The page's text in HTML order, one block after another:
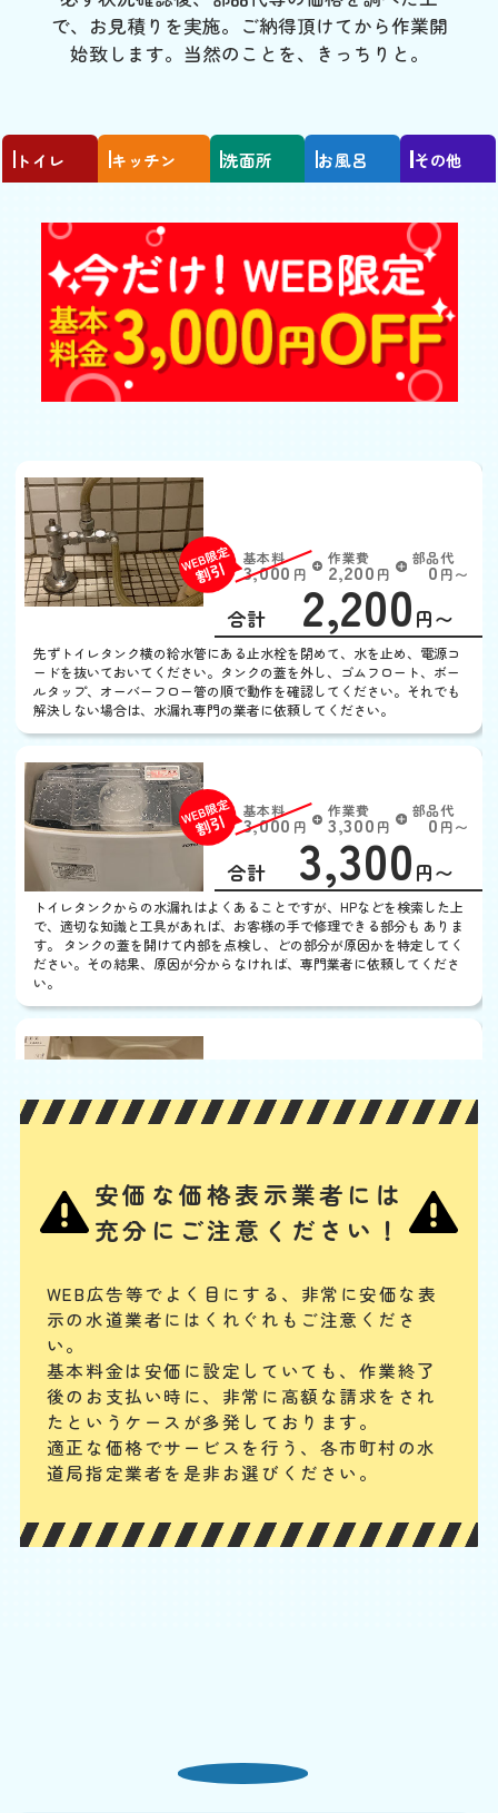
で、お見積りを実施。ご納得頂けてから作業開
始致します。当然のことを、きっちりと。
トイレ キッチン 洗面所 お風呂 その他
基本料
3,000 円 W
EB
限
定
割
引
作業費
2,200 円
部品代
0円〜
合計 2,200 円〜
先ずトイレタンク横の給水管にある止水栓を閉めて、水を止め、電源コ
ードを抜いておいてください。タンクの蓋を外し、ゴムフロート、ボー
ルタップ、オーバーフロー管の順で動作を確認してください。それでも
解決しない場合は、水漏れ専門の業者に依頼してください。
基本料
3,000 円 W
EB
限
定
割
引
作業費
3,300 円
部品代
0円〜
合計 3,300 円〜
トイレタンクからの水漏れはよくあることですが、HPなどを検索した上
で、適切な知識と工具があれば、お客様の手で修理できる部分も ありま
す。 タンクの蓋を開けて内部を点検し、どの部分が原因かを特定してく
ださい。その結果、原因が分からなければ、専門業者に依頼してくださ
い。
基本料
3,000 W
定
割
引
作業費
3,300
部品代
0
ノズルや内部のバルブユニットの汚れ・劣化、給水ホースの緩みや劣
化、給水フィルターのつまり、水抜き栓の劣化などが、主な水漏れの原
配管やパイプから水漏れ
基本料
3,000 円 W
EB
限
定
割
引
作業費
3,850 円
部品代
0
合計 3,850
配管継ぎ目のナット緩みや配管内パッキンの劣化などが原因の場合が多
いです。パイプの破損や分かりにくい細かなひび割れの場合もあります
ます。
使用するなどで、対策できます。先ずは、どこから水漏れしているかを
安価な価格表示業者には
充分にご注意ください！
WEB広告等でよく目にする、非常に安価な表
示の水道業者にはくれぐれもご注意くださ
い。
基本料金は安価に設定していても、作業終了
後のお支払い時に、 非常に高額な請求をされ
たというケースが多発しております。
適正な価格でサービスを行う、各市町村の水
道局指定業者を是非お選びください。